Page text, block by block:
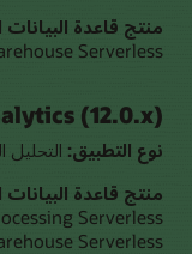
منتج قاعدة البيانات
Serverless
(12.0.x)
نوع التطبيق: التحليل
منتج قاعدة البيانات
Serverless